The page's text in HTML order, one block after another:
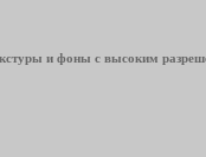
и фоны с высоким